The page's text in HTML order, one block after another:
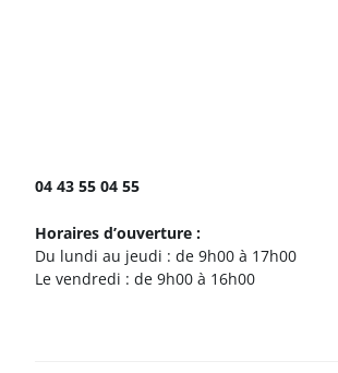
04 43 55 04 55
Horaires d’ouverture :
Du lundi au jeudi : de 9h00 à 17h00
Le vendredi : de 9h00 à 16h00